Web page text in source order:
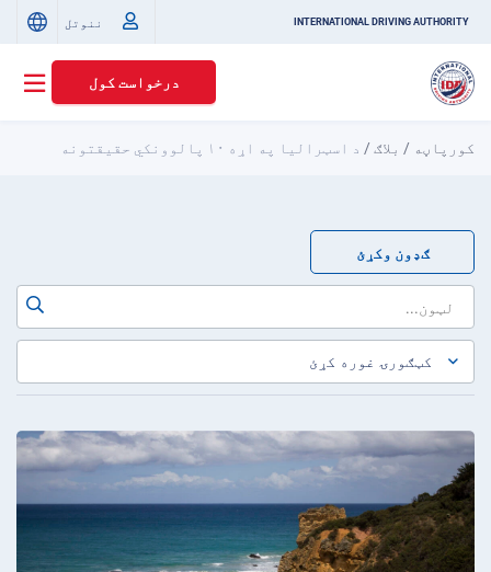
INTERNATIONAL DRIVING AUTHORITY ننوتل
درخواست کول
کورپاڼه / بلاګ/ د اسټرالیا په اړه ۱۰ پالوونکي حقیقتونه
ګډون وکړئ